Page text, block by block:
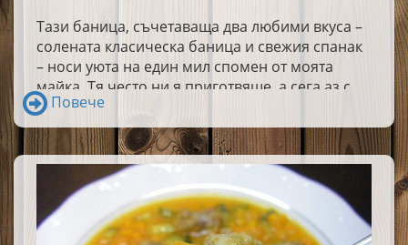
Тази баница, съчетаваща два любими вкуса –
солената класическа баница и свежия спанак
– носи уюта на един мил спомен от моята
майка. Тя често ни я приготвяше, а сега аз с
любов я правя за своето семейство.
Приготвена по този начин, баницата е
чудесна за закуска, вкусен обяд – а защо не и
за вечеря.
Повече